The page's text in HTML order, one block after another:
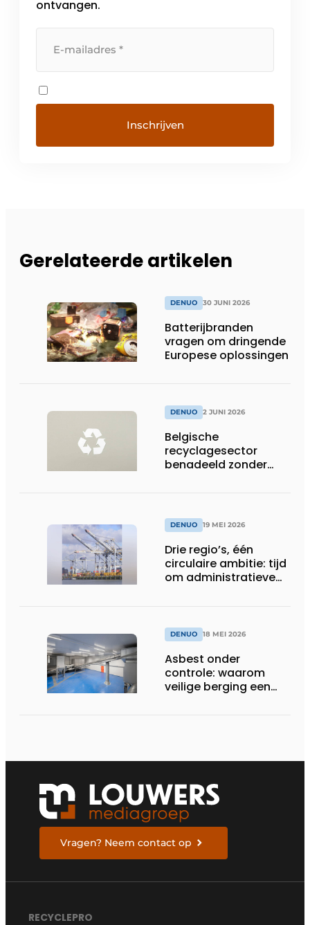
ontvangen.
Gerelateerde artikelen
DENUO 30 JUNI 2026
Batterijbranden
vragen om dringende
Europese oplossingen
DENUO 2 JUNI 2026
Belgische
recyclagesector
benadeeld zonder
plasticafvalexport
DENUO 19 MEI 2026
Drie regio’s, één
circulaire ambitie: tijd
om administratieve
DENUO 18 MEI 2026
Asbest onder
controle: waarom
veilige berging een
Vragen? Neem contact op
RECYCLEPRO